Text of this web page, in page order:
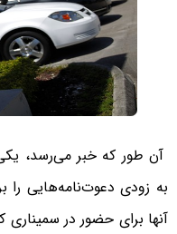
آن طور که خبر می‌رسد،
به زودی دعوت‌نامه‌هایی را
آنها برای حضور در سمیناری